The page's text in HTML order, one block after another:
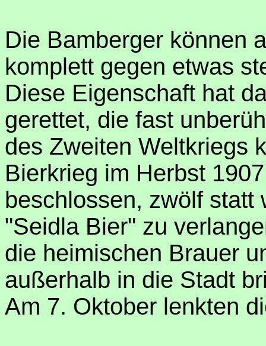
Die Bamberger können
komplett gegen etwas
Diese Eigenschaft hat
gerettet, die fast
des Zweiten Weltkriegs
Bierkrieg im Herbst
beschlossen, zwölf statt
"Seidla Bier" zu
die heimischen Brauer
außerhalb in die Stadt
Am 7. Oktober lenkten